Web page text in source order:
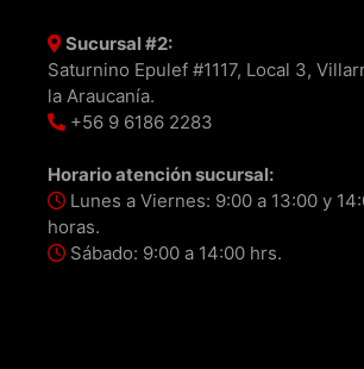
Sucursal #2:
Saturnino Epulef #1117, Local 3,
la Araucanía.
+56 9 6186 2283
Horario atención sucursal:
Lunes a Viernes: 9:00 a 13:00 y
horas.
Sábado: 9:00 a 14:00 hrs.